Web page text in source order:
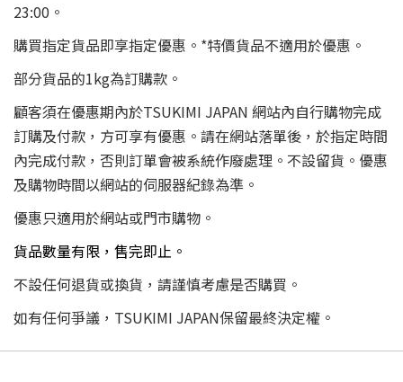
23:00。
購買指定貨品即享指定優惠。*特價貨品不適用於優惠。
部分貨品的1kg為訂購款。
顧客須在優惠期內於TSUKIMI JAPAN 網站內自行購物完成
訂購及付款，方可享有優惠。請在網站落單後，於指定時間
內完成付款，否則訂單會被系統作廢處理。不設留貨。優惠
及購物時間以網站的伺服器紀錄為準。
優惠只適用於網站或門市購物。
貨品數量有限，售完即止。
不設任何退貨或換貨，請謹慎考慮是否購買。
如有任何爭議，TSUKIMI JAPAN保留最終決定權。